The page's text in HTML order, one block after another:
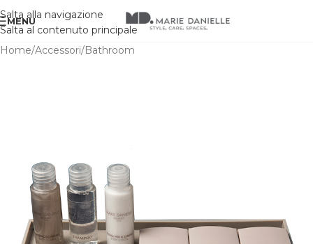
Salta alla navigazione
Salta al contenuto principale
MENU
Home/Accessori/Bathroom